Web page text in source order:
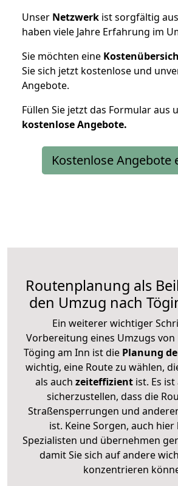
Unser Netzwerk ist sorgfältig
haben viele Jahre Erfahrung im
Sie möchten eine
Sie sich jetzt kostenlose und
Angebote.
Füllen Sie jetzt das Formular aus
kostenloseAngebote.
Kostenlose Angebote
Routenplanung als
den Umzug nach
Ein weiterer wichtiger
Vorbereitung eines Umzugs
Töging am Inn ist die Planung
wichtig, eine Route zu wählen,
als auch zeiteffizientist. Es ist
sicherzustellen, dass die
Straßensperrungen und
ist. Keine Sorgen, auch
Spezialisten und übernehmen
damit Sie sich auf andere
konzentrieren